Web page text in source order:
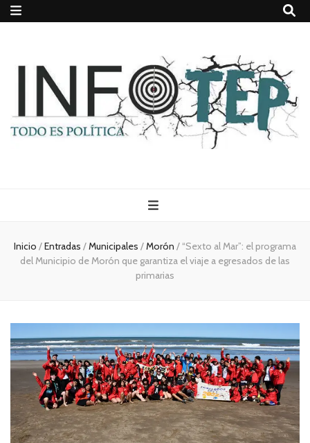
Todo es
(rosca)
política
Inicio /Entradas /Municipales /Morón / “Sexto al Mar”: el programa
del Municipio de Morón que garantiza el viaje a egresados de las
primarias